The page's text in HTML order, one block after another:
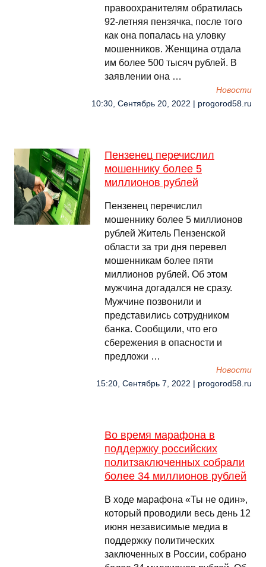
правоохранителям обратилась
92-летняя пензячка, после того
как она попалась на уловку
мошенников. Женщина отдала
им более 500 тысяч рублей. В
заявлении она …
Новости
10:30, Сентябрь 20, 2022 | progorod58.ru
Пензенец перечислил
мошеннику более 5
миллионов рублей
Пензенец перечислил
мошеннику более 5 миллионов
рублей Житель Пензенской
области за три дня перевел
мошенникам более пяти
миллионов рублей. Об этом
мужчина догадался не сразу.
Мужчине позвонили и
представились сотрудником
банка. Сообщили, что его
сбережения в опасности и
предложи …
Новости
15:20, Сентябрь 7, 2022 | progorod58.ru
Во время марафона в
поддержку российских
политзаключенных собрали
более 34 миллионов рублей
В ходе марафона «Ты не один»,
который проводили весь день 12
июня независимые медиа в
поддержку политических
заключенных в России, собрано